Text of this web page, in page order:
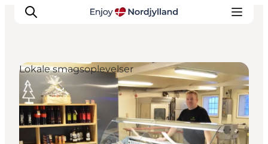
Oplevelser og aktiviteter
Planlæg din tur
Byer og steder
Lokale smagsoplevelser